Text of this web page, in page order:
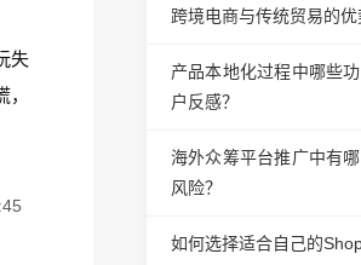
失
跨境电商与传统贸易的优
产品本地化过程中哪些
户反感？
海外众筹平台推广中有
风险？
如何选择适合自己的